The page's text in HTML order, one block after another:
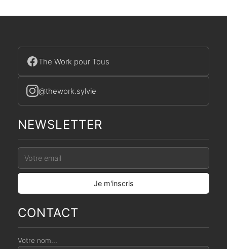
The Work pour Tous
@thework.sylvie
NEWSLETTER
CONTACT
Votre nom...